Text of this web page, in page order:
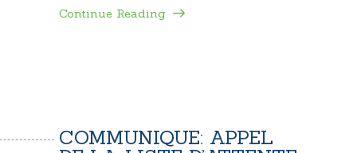
Continue Reading
COMMUNIQUE: APPEL